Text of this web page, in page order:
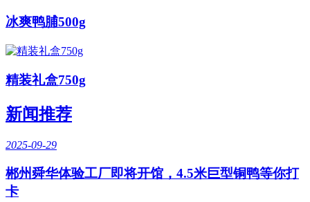
冰爽鸭脯500g
精装礼盒750g
新闻推荐
2025-09-29
郴州舜华体验工厂即将开馆，4.5米巨型铜鸭等你打
卡